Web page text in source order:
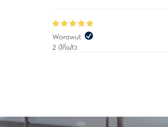
Worawut
2 ปีที่แล้ว